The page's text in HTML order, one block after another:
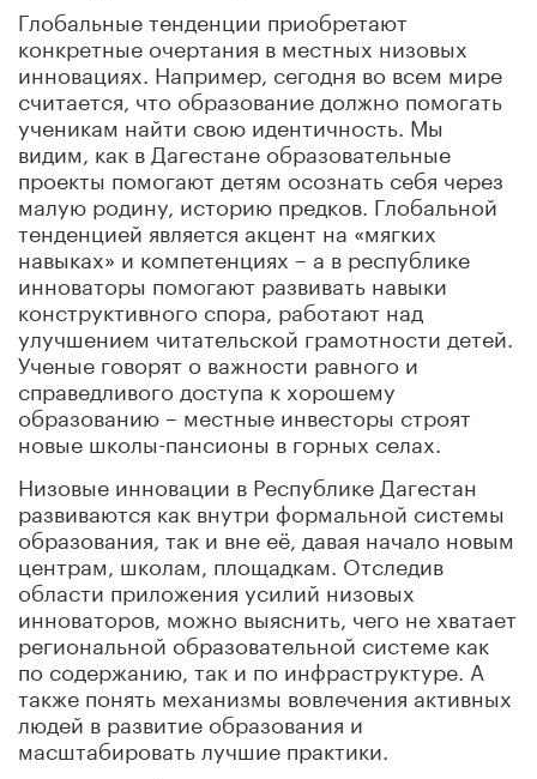
Глобальные тенденции приобретают
конкретные очертания в местных низовых
инновациях. Например, сегодня во всем мире
считается, что образование должно помогать
ученикам найти свою идентичность. Мы
видим, как в Дагестане образовательные
проекты помогают детям осознать себя через
малую родину, историю предков. Глобальной
тенденцией является акцент на «мягких
навыках» и компетенциях – а в республике
инноваторы помогают развивать навыки
конструктивного спора, работают над
улучшением читательской грамотности детей.
Ученые говорят о важности равного и
справедливого доступа к хорошему
образованию – местные инвесторы строят
новые школы-пансионы в горных селах.
Низовые инновации в Республике Дагестан
развиваются как внутри формальной системы
образования, так и вне её, давая начало новым
центрам, школам, площадкам. Отследив
области приложения усилий низовых
инноваторов, можно выяснить, чего не хватает
региональной образовательной системе как
по содержанию, так и по инфраструктуре. А
также понять механизмы вовлечения активных
людей в развитие образования и
масштабировать лучшие практики.